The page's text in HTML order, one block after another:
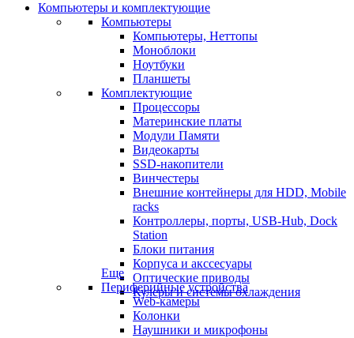
Компьютеры и комплектующие
Компьютеры
Компьютеры, Неттопы
Моноблоки
Ноутбуки
Планшеты
Комплектующие
Процессоры
Материнские платы
Модули Памяти
Видеокарты
SSD-накопители
Винчестеры
Внешние контейнеры для HDD, Mobile
racks
Контроллеры, порты, USB-Hub, Dock
Station
Блоки питания
Корпуса и акссесуары
Оптические приводы
Кулеры и системы охлаждения
Еще
Периферийные устройства
Web-камеры
Колонки
Наушники и микрофоны